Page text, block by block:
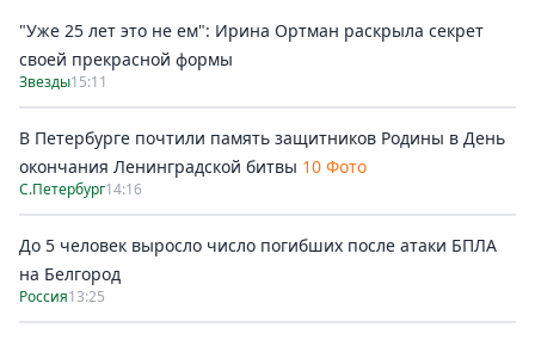
"Уже 25 лет это не ем": Ирина Ортман раскрыла секрет
своей прекрасной формы
Звезды15:11
В Петербурге почтили память защитников Родины в День
окончания Ленинградской битвы 10 Фото
С.Петербург14:16
До 5 человек выросло число погибших после атаки БПЛА
на Белгород
Россия13:25